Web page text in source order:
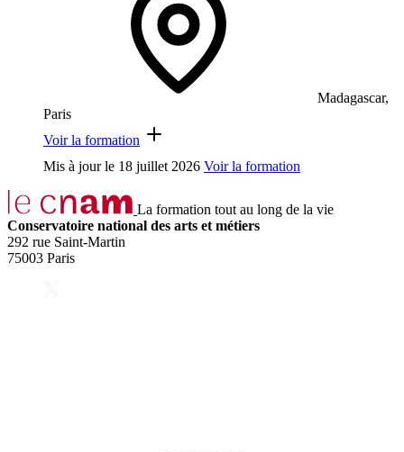
Madagascar,
Paris
Voir la formation
Mis à jour le 18 juillet 2026 Voir la formation
La formation tout au long de la vie
Conservatoire national des arts et métiers
292 rue Saint-Martin
75003 Paris